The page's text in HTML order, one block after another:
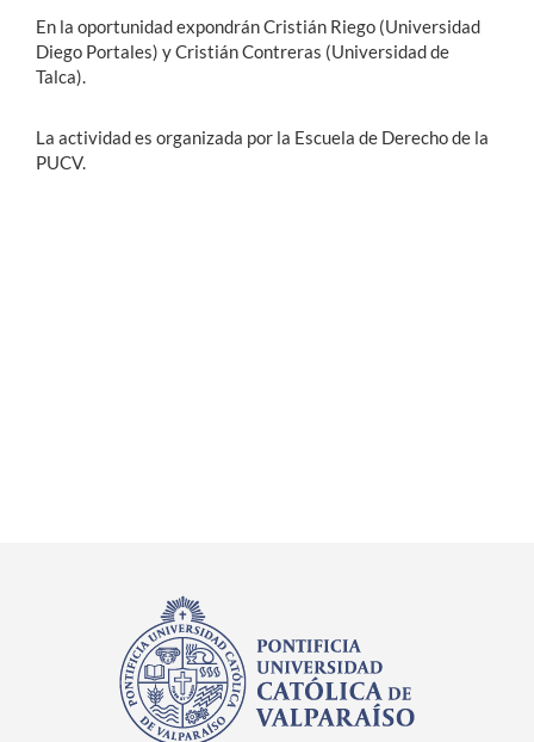
En la oportunidad expondrán Cristián Riego (Universidad
Diego Portales) y Cristián Contreras (Universidad de
Talca).
La actividad es organizada por la Escuela de Derecho de la
PUCV.